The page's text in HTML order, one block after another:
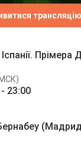
трансляцію
Прімера
23:00